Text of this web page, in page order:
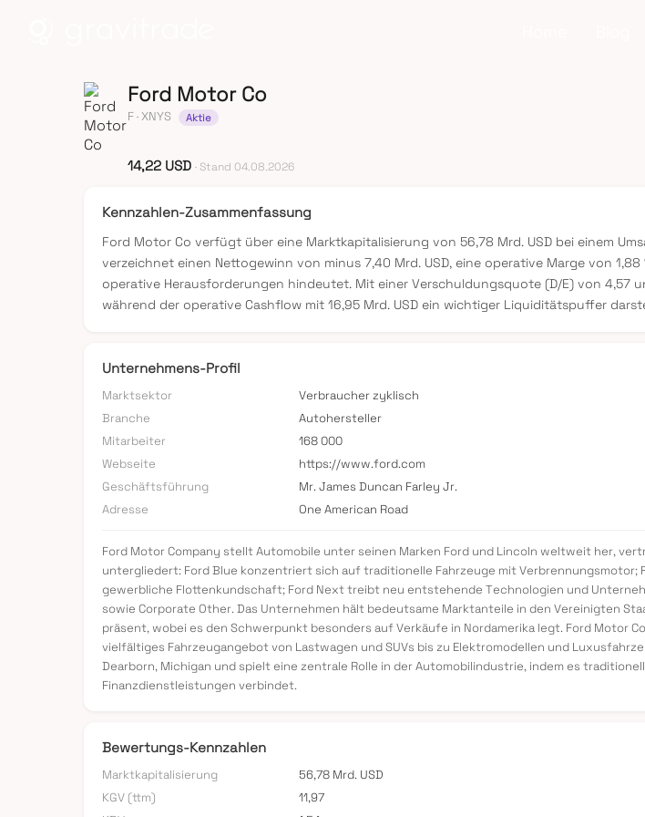
Ford Motor Co
F· XNYS Aktie
14,22 USD · Stand 04.08.2026
Kennzahlen-Zusammenfassung
Ford Motor Co verfügt über eine Marktkapitalisierung von 56,78 Mrd. USD bei einem
verzeichnet einen Nettogewinn von minus 7,40 Mrd. USD, eine operative Marge von
operative Herausforderungen hindeutet. Mit einer Verschuldungsquote (D/E) von 4,57
während der operative Cashflow mit 16,95 Mrd. USD ein wichtiger Liquiditätspuffer
Unternehmens-Profil
Marktsektor
Verbraucher zyklisch
Branche
Autohersteller
Mitarbeiter
168 000
Webseite
https://www.ford.com
Geschäftsführung
Mr. James Duncan Farley Jr.
Adresse
One American Road
Ford Motor Company stellt Automobile unter seinen Marken Ford und Lincoln weltweit her,
untergliedert: Ford Blue konzentriert sich auf traditionelle Fahrzeuge mit
gewerbliche Flottenkundschaft; Ford Next treibt neu entstehende Technologien und
sowie Corporate Other. Das Unternehmen hält bedeutsame Marktanteile in den Vereinigten
präsent, wobei es den Schwerpunkt besonders auf Verkäufe in Nordamerika legt. Ford Motor
vielfältiges Fahrzeugangebot von Lastwagen und SUVs bis zu Elektromodellen und
Dearborn, Michigan und spielt eine zentrale Rolle in der Automobilindustrie, indem es
Finanzdienstleistungen verbindet.
Bewertungs-Kennzahlen
Marktkapitalisierung
56,78 Mrd. USD
KGV (ttm)
11,97